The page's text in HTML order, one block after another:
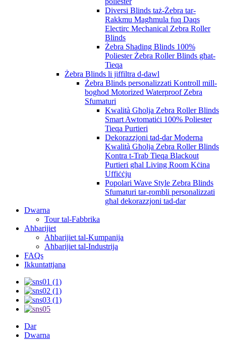
Diversi Blinds taż-Żebra tar-
Rakkmu Magħmula fuq Daqs
Electirc Mechanical Zebra Roller
Blinds
Żebra Shading Blinds 100%
Poliester Żebra Roller Blinds għat-
Tieqa
Żebra Blinds li jiffiltra d-dawl
Żebra Blinds personalizzati Kontroll mill-
bogħod Motorized Waterproof Zebra
Sfumaturi
Kwalità Għolja Zebra Roller Blinds
Smart Awtomatiċi 100% Poliester
Tieqa Purtieri
Dekorazzjoni tad-dar Moderna
Kwalità Għolja Zebra Roller Blinds
Kontra t-Trab Tieqa Blackout
Purtieri għal Living Room Kċina
Uffiċċju
Popolari Wave Style Zebra Blinds
Sfumaturi tar-rombli personalizzati
għal dekorazzjoni tad-dar
Dwarna
Tour tal-Fabbrika
Aħbarijiet
Aħbarijiet tal-Kumpanija
Aħbarijiet tal-Industrija
FAQs
Ikkuntattjana
Dar
Dwarna